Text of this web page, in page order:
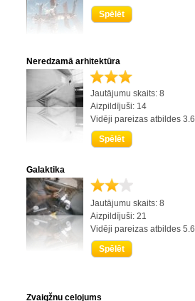
Spēlēt
Neredzamā arhitektūra
Jautājumu skaits: 8
Aizpildījuši: 14
Vidēji pareizas atbildes 3.6
Spēlēt
Galaktika
Jautājumu skaits: 8
Aizpildījuši: 21
Vidēji pareizas atbildes 5.6
Spēlēt
Zvaigžņu ceļojums